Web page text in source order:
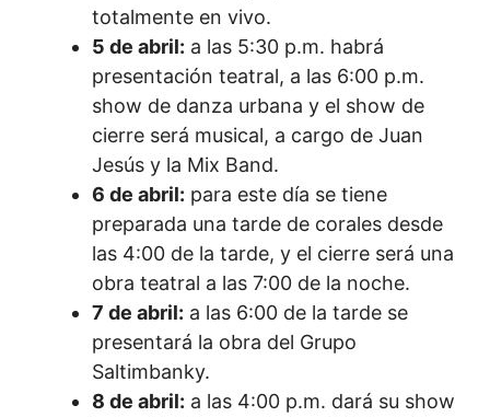
totalmente en vivo.
5 de abril: a las 5:30 p.m. habrá
presentación teatral, a las 6:00 p.m.
show de danza urbana y el show de
cierre será musical, a cargo de Juan
Jesús y la Mix Band.
6 de abril: para este día se tiene
preparada una tarde de corales desde
las 4:00 de la tarde, y el cierre será una
obra teatral a las 7:00 de la noche.
7 de abril: a las 6:00 de la tarde se
presentará la obra del Grupo
Saltimbanky.
8 de abril: a las 4:00 p.m. dará su show